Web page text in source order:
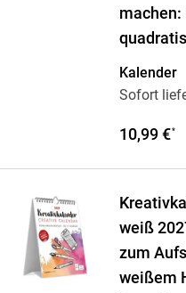
machen:
Kalender
Sofort
10,99 €*
weiß
zum
weißem